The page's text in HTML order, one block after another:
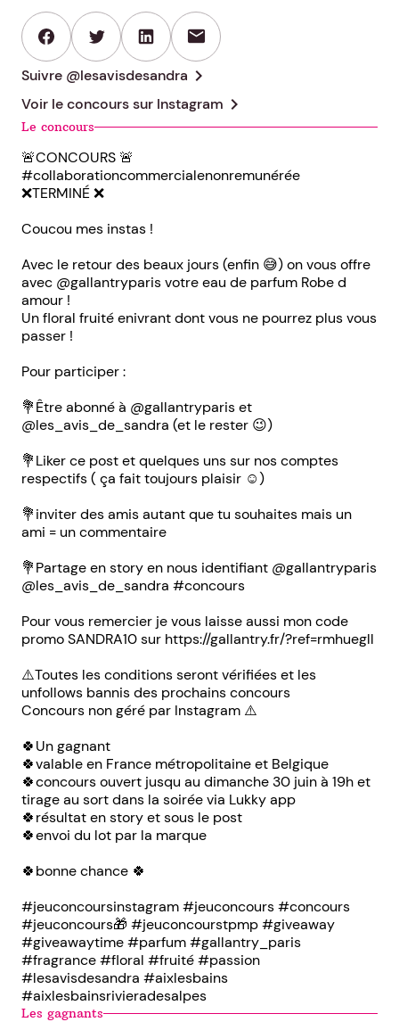
mail
Suivre @lesavisdesandra chevron_right
Voir le concours sur Instagram chevron_right
Le concours
🚨CONCOURS 🚨
#collaborationcommercialenonremunérée
❌TERMINÉ ❌
Coucou mes instas !
Avec le retour des beaux jours (enfin 😅) on vous offre
avec @gallantryparis votre eau de parfum Robe d
amour !
Un floral fruité enivrant dont vous ne pourrez plus vous
passer !
Pour participer :
💐Être abonné à @gallantryparis et
@les_avis_de_sandra (et le rester 😉)
💐Liker ce post et quelques uns sur nos comptes
respectifs ( ça fait toujours plaisir ☺️)
💐inviter des amis autant que tu souhaites mais un
ami = un commentaire
💐Partage en story en nous identifiant @gallantryparis
@les_avis_de_sandra #concours
Pour vous remercier je vous laisse aussi mon code
promo SANDRA10 sur https://gallantry.fr/?ref=rmhuegll
⚠️Toutes les conditions seront vérifiées et les
unfollows bannis des prochains concours
Concours non géré par Instagram ⚠️
🍀Un gagnant
🍀valable en France métropolitaine et Belgique
🍀concours ouvert jusqu au dimanche 30 juin à 19h et
tirage au sort dans la soirée via Lukky app
🍀résultat en story et sous le post
🍀envoi du lot par la marque
🍀bonne chance 🍀
#jeuconcoursinstagram #jeuconcours #concours
#jeuconcours🎁 #jeuconcourstpmp #giveaway
#giveawaytime #parfum #gallantry_paris
#fragrance #floral #fruité #passion
#lesavisdesandra #aixlesbains
#aixlesbainsrivieradesalpes
Les gagnants